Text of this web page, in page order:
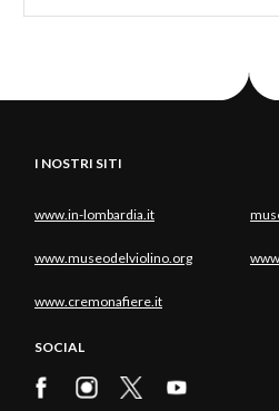
I NOSTRI SITI
www.in-lombardia.it
www.museodelviolino.org
www.cremonafiere.it
SOCIAL